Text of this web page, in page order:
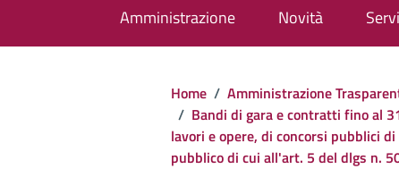
Amministrazione Novità
Home / Amministrazione
/ Bandi di gara e contratti fino al
lavori e opere, di concorsi pubblici
pubblico di cui all'art. 5 del dlgs n.